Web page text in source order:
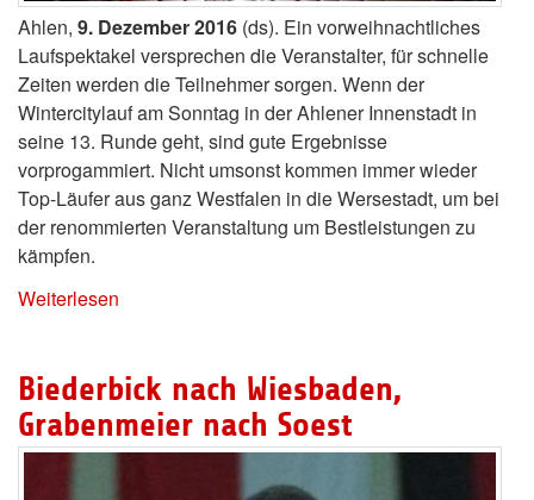
Ahlen, 9. Dezember 2016 (ds). Ein vorweihnachtliches
Laufspektakel versprechen die Veranstalter, für schnelle
Zeiten werden die Teilnehmer sorgen. Wenn der
Wintercitylauf am Sonntag in der Ahlener Innenstadt in
seine 13. Runde geht, sind gute Ergebnisse
vorprogammiert. Nicht umsonst kommen immer wieder
Top-Läufer aus ganz Westfalen in die Wersestadt, um bei
der renommierten Veranstaltung um Bestleistungen zu
kämpfen.
Weiterlesen
Biederbick nach Wiesbaden,
Grabenmeier nach Soest